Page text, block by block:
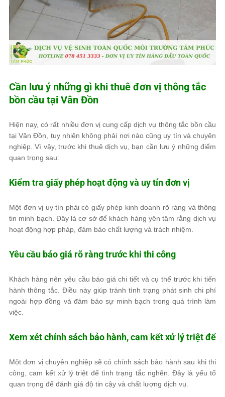
Cần lưu ý những gì khi thuê đơn vị thông tắc
bồn cầu tại Vân Đồn
Hiện nay, có rất nhiều đơn vị cung cấp dịch vụ thông tắc bồn cầu
tại Vân Đồn, tuy nhiên không phải nơi nào cũng uy tín và chuyên
nghiệp. Vì vậy, trước khi thuê dịch vụ, bạn cần lưu ý những điểm
quan trọng sau:
Kiểm tra giấy phép hoạt động và uy tín đơn vị
Một đơn vị uy tín phải có giấy phép kinh doanh rõ ràng và thông
tin minh bạch. Đây là cơ sở để khách hàng yên tâm rằng dịch vụ
hoạt động hợp pháp, đảm bảo chất lượng và trách nhiệm.
Yêu cầu báo giá rõ ràng trước khi thi công
Khách hàng nên yêu cầu báo giá chi tiết và cụ thể trước khi tiến
hành thông tắc. Điều này giúp tránh tình trạng phát sinh chi phí
ngoài hợp đồng và đảm bảo sự minh bạch trong quá trình làm
việc.
Xem xét chính sách bảo hành, cam kết xử lý triệt để
Một đơn vị chuyên nghiệp sẽ có chính sách bảo hành sau khi thi
công, cam kết xử lý triệt để tình trạng tắc nghẽn. Đây là yếu tố
quan trọng để đánh giá độ tin cậy và chất lượng dịch vụ.